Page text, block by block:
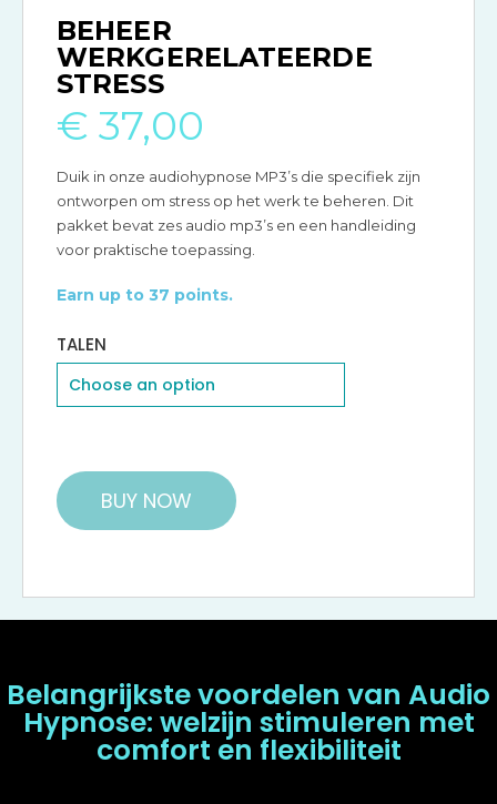
BEHEER
WERKGERELATEERDE
STRESS
€ 37,00
Duik in onze audiohypnose MP3’s die specifiek zijn
ontworpen om stress op het werk te beheren. Dit
pakket bevat zes audio mp3’s en een handleiding
voor praktische toepassing.
Earn up to 37 points.
TALEN
BUY NOW
Belangrijkste voordelen van Audio
Hypnose: welzijn stimuleren met
comfort en flexibiliteit